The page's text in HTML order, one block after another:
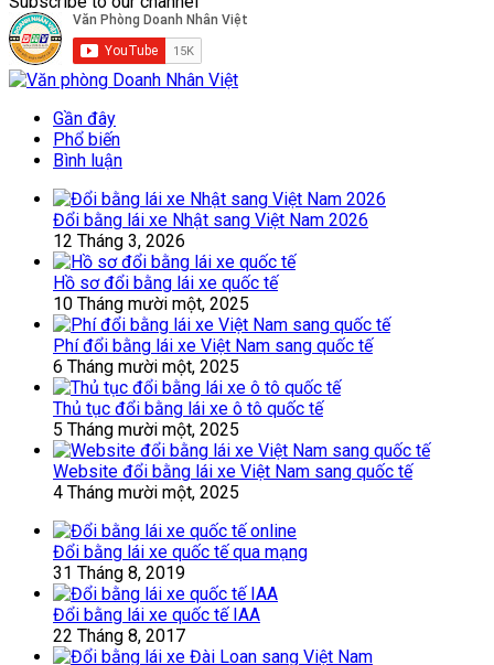
Gần đây
Phổ biến
Bình luận
Đổi bằng lái xe Nhật sang Việt Nam 2026
12 Tháng 3, 2026
Hồ sơ đổi bằng lái xe quốc tế
10 Tháng mười một, 2025
Phí đổi bằng lái xe Việt Nam sang quốc tế
6 Tháng mười một, 2025
Thủ tục đổi bằng lái xe ô tô quốc tế
5 Tháng mười một, 2025
Website đổi bằng lái xe Việt Nam sang quốc tế
4 Tháng mười một, 2025
Đổi bằng lái xe quốc tế qua mạng
31 Tháng 8, 2019
Đổi bằng lái xe quốc tế IAA
22 Tháng 8, 2017